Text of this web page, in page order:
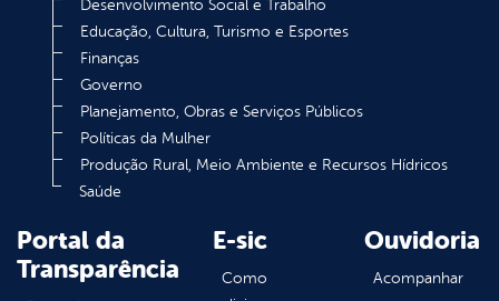
Desenvolvimento Social e Trabalho
Educação, Cultura, Turismo e Esportes
Finanças
Governo
Planejamento, Obras e Serviços Públicos
Políticas da Mulher
Produção Rural, Meio Ambiente e Recursos Hídricos
Saúde
Portal da
Transparência
E-sic
Como
Ouvidoria
Acompanhar